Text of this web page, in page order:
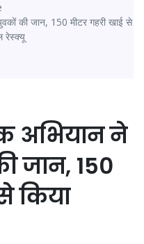
की जान, 150 मीटर गहरी खाई से
रेस्क्यू
अभियान ने
जान, 150
किया